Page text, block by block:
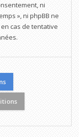
ni
», ni phpBB ne
cas de tentative